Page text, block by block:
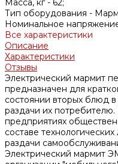
Масса, кг - 62;
Тип оборудования -
Номинальное
Все характеристики
Описание
Характеристики
Отзывы
Электрический мармит
предназначен для
состоянии вторых блюд
раздачи их
предприятиях
составе
раздачи
Электрический мармит